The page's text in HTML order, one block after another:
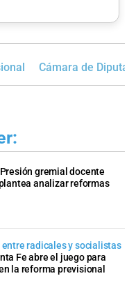
Cámara de
Presión gremial docente
analizar reformas
radicales y socialistas
Fe abre el juego para
la reforma previsional